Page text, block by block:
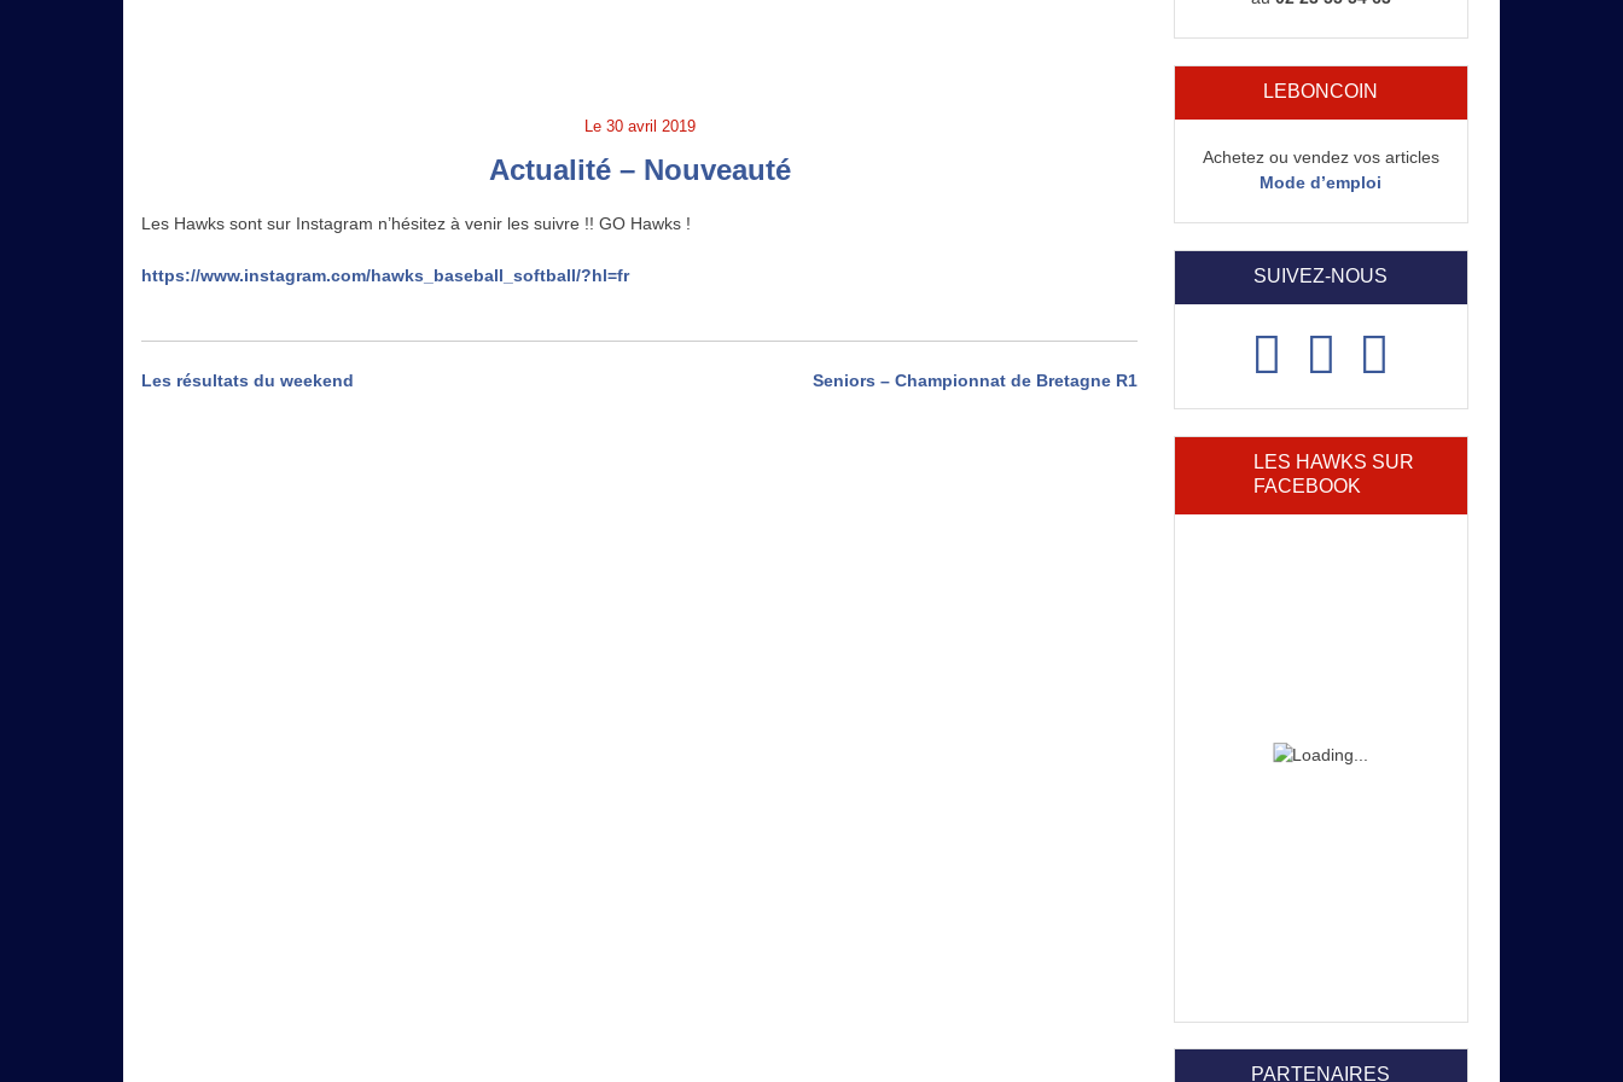
Le 30 avril 2019
Actualité – Nouveauté
Les Hawks sont sur Instagram n’hésitez à venir les suivre !! GO Hawks !
https://www.instagram.com/hawks_baseball_softball/?hl=fr
Navigation
Les résultats du weekend Seniors – Championnat de Bretagne R1
LEBONCOIN
Achetez ou vendez vos articles
Mode d’emploi
SUIVEZ-NOUS
LES HAWKS SUR
FACEBOOK
PARTENAIRES